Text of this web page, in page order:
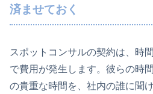
済ませておく
スポットコンサルの契約は、時
で費用が発生します。彼らの時
の貴重な時間を、社内の誰に聞